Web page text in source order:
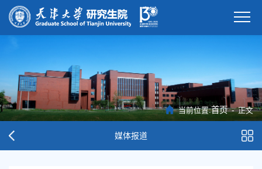
当前位置:首页 - 正文
媒体报道